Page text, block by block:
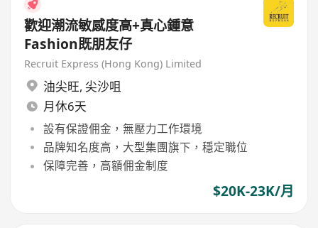
歡迎潮流敏感度高+真心鍾意
Fashion既朋友仔
Recruit Express (Hong Kong) Limited
油尖旺, 尖沙咀
月休6天
設有保證佣金，無壓力工作環境
品牌知名度高，大型集團旗下，穩定職位
保障完善，高額佣金制度
$20K-23K/月